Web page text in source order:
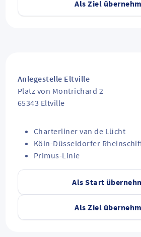
Als Ziel
Als Start
Als Ziel
Anlegestelle Eltville
Platz von Montrichard 2
65343 Eltville
Charterliner van de Lücht
Köln-Düsseldorfer
Primus-Linie